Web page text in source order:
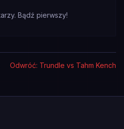
Bądź pierwszy!
Odwróć: Trundle vs Tahm Kench